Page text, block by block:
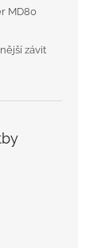
MD80
závit